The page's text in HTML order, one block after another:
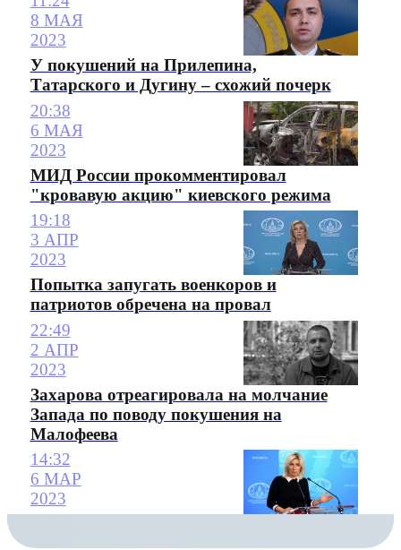
8 МАЯ
2023
У покушений на Прилепина,
Татарского и Дугину – схожий почерк
20:38
6 МАЯ
2023
МИД России прокомментировал
"кровавую акцию" киевского режима
19:18
3 АПР
2023
Попытка запугать военкоров и
патриотов обречена на провал
22:49
2 АПР
2023
Захарова отреагировала на молчание
Запада по поводу покушения на
Малофеева
14:32
6 МАР
2023